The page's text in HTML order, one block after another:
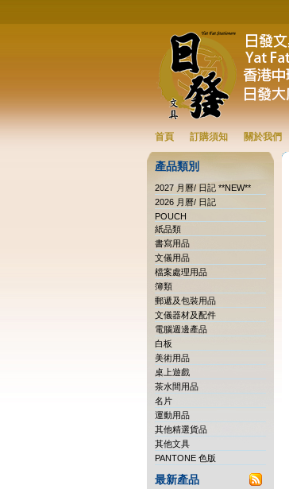
首頁 訂購須知 關於我們
產品類別
2027 月曆/ 日記 **NEW**
2026 月曆/ 日記
POUCH
紙品類
書寫用品
文儀用品
檔案處理用品
簿類
郵遞及包裝用品
文儀器材及配件
電腦週邊產品
白板
美術用品
桌上遊戲
茶水間用品
名片
運動用品
其他精選貨品
其他文具
PANTONE 色版
最新產品